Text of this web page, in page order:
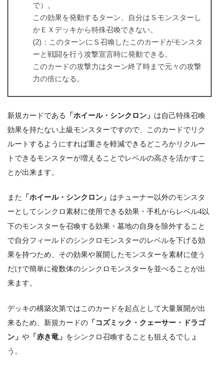
で）。
この効果を発動するターン、自分はＳモンスターし
かＥＸデッキから特殊召喚できない。
(2)：このターンにＳ召喚したこのカードがモンスタ
ーと戦闘を行う攻撃宣言時に発動できる。
このカードの攻撃力はターン終了時まで元々の攻撃
力の倍になる。
新規カードである 「ホイール・シンクロン」 は自己特殊召喚
効果を持たない上級モンスターですので、このカードでリク
ルートするようにすれば重さを軽減できるどころかリクルー
トできるモンスターが増えることでレベルの高さを活かすこ
とが出来ます。
また 「ホイール・シンクロン」 はチューナー以外のモンスタ
ーとしてシンクロ素材に使用できる効果・手札からレベル4以
下のモンスターを召喚する効果・墓地の自身を除外すること
で自分フィールドのシンクロモンスターのレベルを下げる効
果を持つため、その効果や展開したモンスターを素材に使う
だけで簡単に複数体のシンクロモンスターを並べることが出
来ます。
デッキの構築次第ではこのカードを起点として大量展開が出
来るため、新規カードの 「コズミック・クェーサー・ドラゴ
ン」 や 「赤き竜」 をシンクロ召喚することも狙えるでしょ
う。